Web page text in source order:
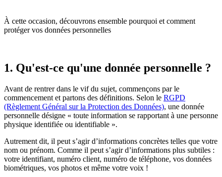
À cette occasion, découvrons ensemble pourquoi et comment
protéger vos données personnelles
1. Qu'est-ce qu'une donnée personnelle ?
Avant de rentrer dans le vif du sujet, commençons par le
commencement et partons des définitions. Selon le RGPD
(Règlement Général sur la Protection des Données), une donnée
personnelle désigne « toute information se rapportant à une personne
physique identifiée ou identifiable ».
Autrement dit, il peut s’agir d’informations concrètes telles que votre
nom ou prénom. Comme il peut s’agir d’informations plus subtiles :
votre identifiant, numéro client, numéro de téléphone, vos données
biométriques, vos photos et même votre voix !